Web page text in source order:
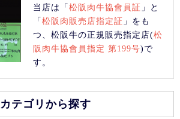
当店は「松阪肉牛協會員証 」と
「松阪肉販売店指定証 」をも
つ、松阪牛の正規販売指定店(松
阪肉牛協會員指定 第199号)で
す。
カテゴリから探す